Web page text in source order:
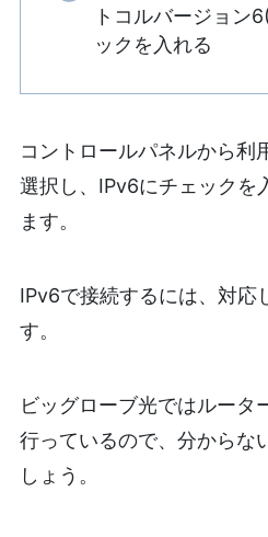
トコルバージョン
ックを入れる
コントロールパネルから利
選択し、IPv6にチェックを
ます。
IPv6で接続するには、対応
す。
ビッグローブ光ではルータ
行っているので、分からな
しょう。